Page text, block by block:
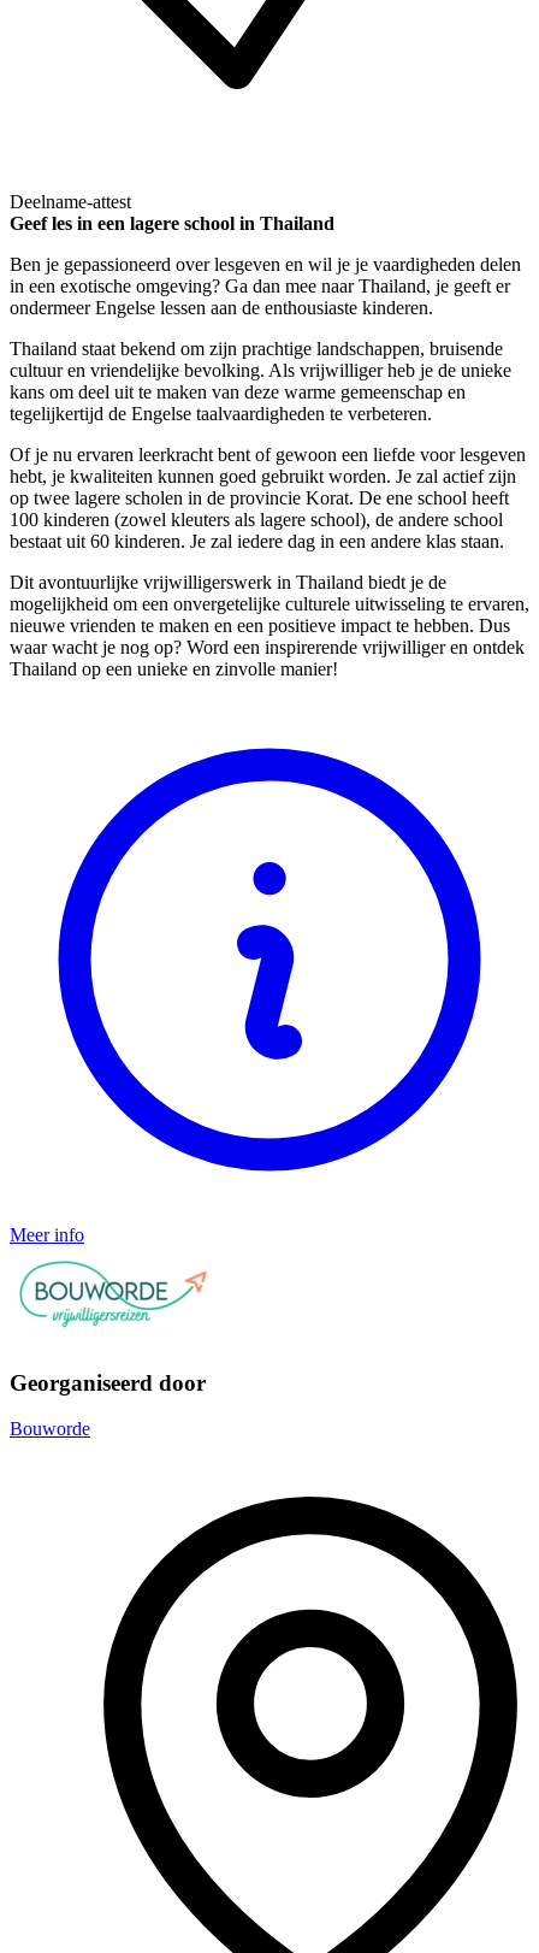
Deelname-attest
Geef les in een lagere school in Thailand
Ben je gepassioneerd over lesgeven en wil je je vaardigheden delen
in een exotische omgeving? Ga dan mee naar Thailand, je geeft er
ondermeer Engelse lessen aan de enthousiaste kinderen.
Thailand staat bekend om zijn prachtige landschappen, bruisende
cultuur en vriendelijke bevolking. Als vrijwilliger heb je de unieke
kans om deel uit te maken van deze warme gemeenschap en
tegelijkertijd de Engelse taalvaardigheden te verbeteren.
Of je nu ervaren leerkracht bent of gewoon een liefde voor lesgeven
hebt, je kwaliteiten kunnen goed gebruikt worden. Je zal actief zijn
op twee lagere scholen in de provincie Korat. De ene school heeft
100 kinderen (zowel kleuters als lagere school), de andere school
bestaat uit 60 kinderen. Je zal iedere dag in een andere klas staan.
Dit avontuurlijke vrijwilligerswerk in Thailand biedt je de
mogelijkheid om een onvergetelijke culturele uitwisseling te ervaren,
nieuwe vrienden te maken en een positieve impact te hebben. Dus
waar wacht je nog op? Word een inspirerende vrijwilliger en ontdek
Thailand op een unieke en zinvolle manier!
Meer info
Georganiseerd door
Bouworde